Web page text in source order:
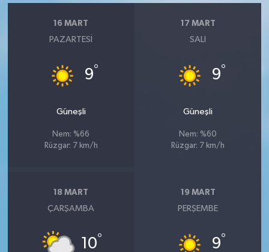
16 MART
PAZARTESI
9°
Güneşli
Nem: %66
Rüzgar: 7 km/h
17 MART
SALI
9°
Güneşli
Nem: %60
Rüzgar: 7 km/h
18 MART
ÇARŞAMBA
10°
19 MART
PERŞEMBE
9°